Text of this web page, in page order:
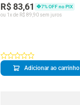
Incolor e Azul
R$ 83,61 7% OFF no PIX
ou 1 x de R$ 89,90sem juros
Adicionar ao carrinho